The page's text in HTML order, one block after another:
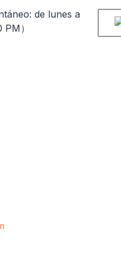
de lunes a
）